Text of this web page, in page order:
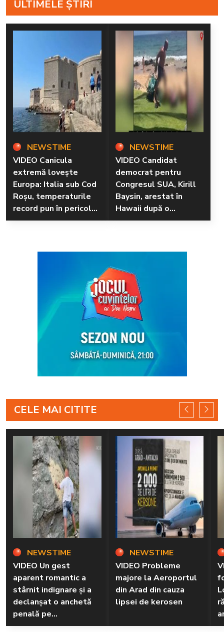
ULTIMELE ȘTIRI
NEWSTIME
VIDEO Canicula
extremă lovește
Europa: Italia sub Cod
Roșu, temperaturile
record pun în pericol
sănătatea și mediul
NEWSTIME
VIDEO Candidat
democrat pentru
Congresul SUA, Kirill
Baysin, arestat în
Hawaii după o
altercație violentă pe
CELE MAI CITITE
NEWSTIME
VIDEO Un gest
aparent romantic a
stârnit indignare și a
declanșat o anchetă
penală pe
Transfăgărășan
NEWSTIME
VIDEO Probleme
majore la Aeroportul
din Arad din cauza
lipsei de kerosen